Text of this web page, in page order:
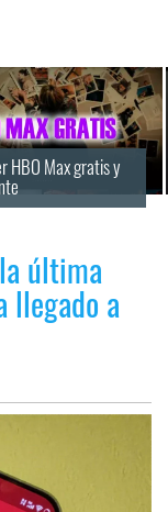
HBO Max gratis y
última
llegado a